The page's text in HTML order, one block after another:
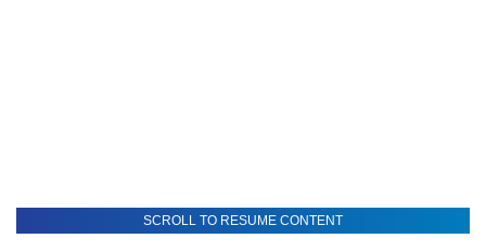
SCROLL TO RESUME CONTENT